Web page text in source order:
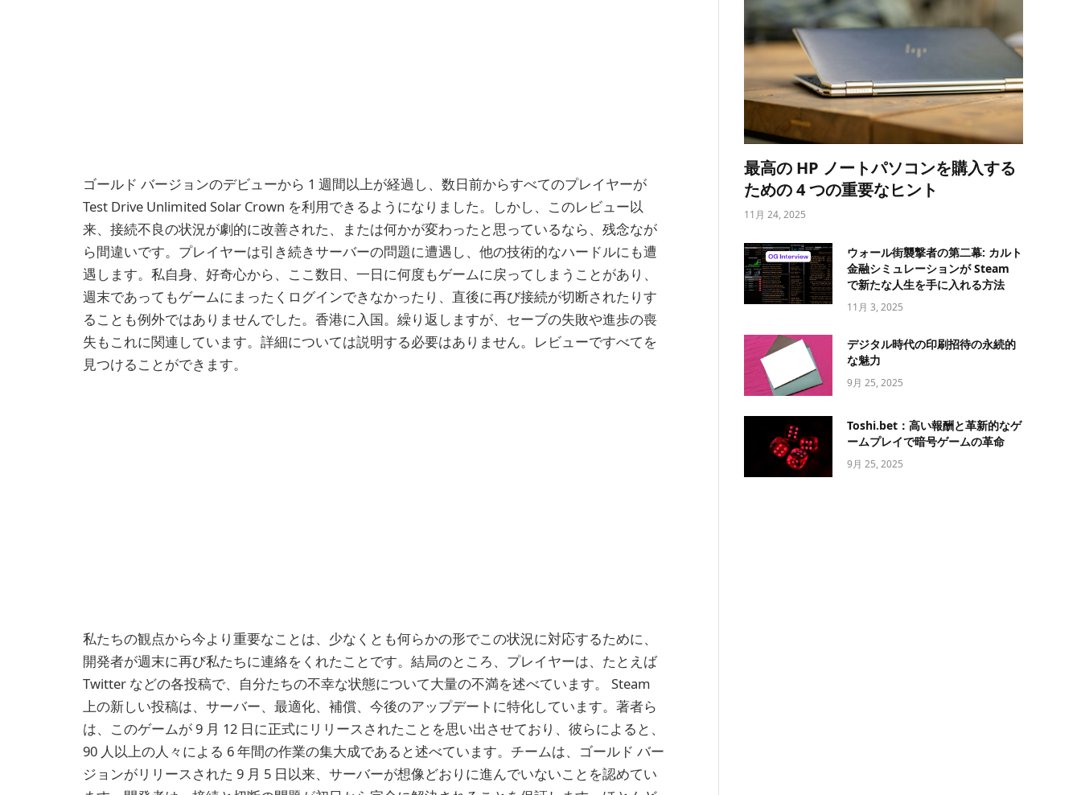
ゴールド バージョンのデビューから 1 週間以上が経過し、数日前からすべてのプレイヤーが
Test Drive Unlimited Solar Crown を利用できるようになりました。しかし、このレビュー以
来、接続不良の状況が劇的に改善された、または何かが変わったと思っているなら、残念なが
ら間違いです。プレイヤーは引き続きサーバーの問題に遭遇し、他の技術的なハードルにも遭
遇します。私自身、好奇心から、ここ数日、一日に何度もゲームに戻ってしまうことがあり、
週末であってもゲームにまったくログインできなかったり、直後に再び接続が切断されたりす
ることも例外ではありませんでした。香港に入国。繰り返しますが、セーブの失敗や進歩の喪
失もこれに関連しています。詳細については説明する必要はありません。レビューですべてを
見つけることができます。
私たちの観点から今より重要なことは、少なくとも何らかの形でこの状況に対応するために、
開発者が週末に再び私たちに連絡をくれたことです。結局のところ、プレイヤーは、たとえば
Twitter などの各投稿で、自分たちの不幸な状態について大量の不満を述べています。 Steam
上の新しい投稿は、サーバー、最適化、補償、今後のアップデートに特化しています。著者ら
は、このゲームが 9 月 12 日に正式にリリースされたことを思い出させており、彼らによると、
90 人以上の人々による 6 年間の作業の集大成であると述べています。チームは、ゴールド バー
ジョンがリリースされた 9 月 5 日以来、サーバーが想像どおりに進んでいないことを認めてい
最高の HP ノートパソコンを購入する
ための 4 つの重要なヒント
11月 24, 2025
ウォール街襲撃者の第二幕: カルト
金融シミュレーションが Steam
で新たな人生を手に入れる方法
11月 3, 2025
デジタル時代の印刷招待の永続的
な魅力
9月 25, 2025
Toshi.bet：高い報酬と革新的なゲ
ームプレイで暗号ゲームの革命
9月 25, 2025